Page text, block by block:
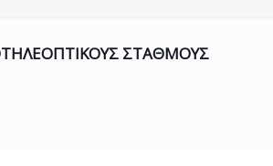
ΣΤΑΘΜΟΥΣ